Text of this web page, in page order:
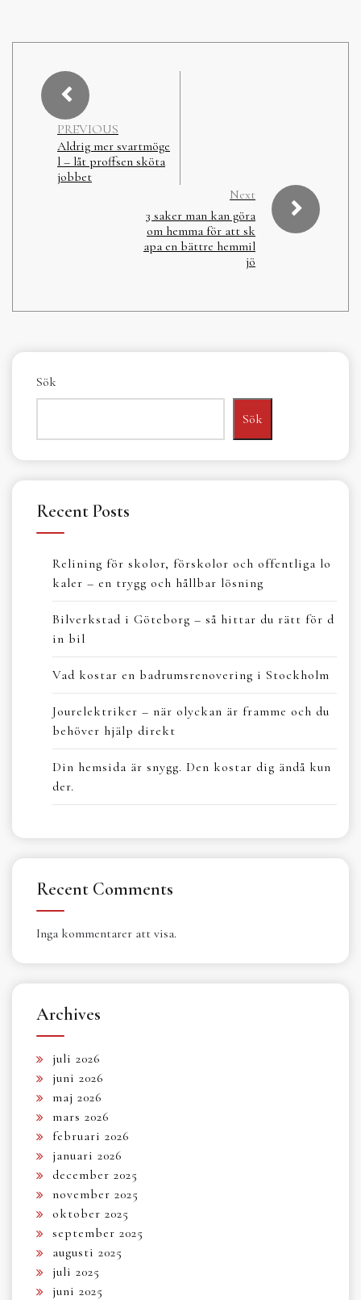
PREVIOUS
Aldrig mer svartmöge
l – låt proffsen sköta
jobbet
Next
3 saker man kan göra
om hemma för att sk
apa en bättre hemmil
jö
Sök
Sök
Recent Posts
Relining för skolor, förskolor och offentliga lo
kaler – en trygg och hållbar lösning
Bilverkstad i Göteborg – så hittar du rätt för d
in bil
Vad kostar en badrumsrenovering i Stockholm
Jourelektriker – när olyckan är framme och du
behöver hjälp direkt
Din hemsida är snygg. Den kostar dig ändå kun
der.
Recent Comments
Inga kommentarer att visa.
Archives
juli 2026
juni 2026
maj 2026
mars 2026
februari 2026
januari 2026
december 2025
november 2025
oktober 2025
september 2025
augusti 2025
juli 2025
juni 2025